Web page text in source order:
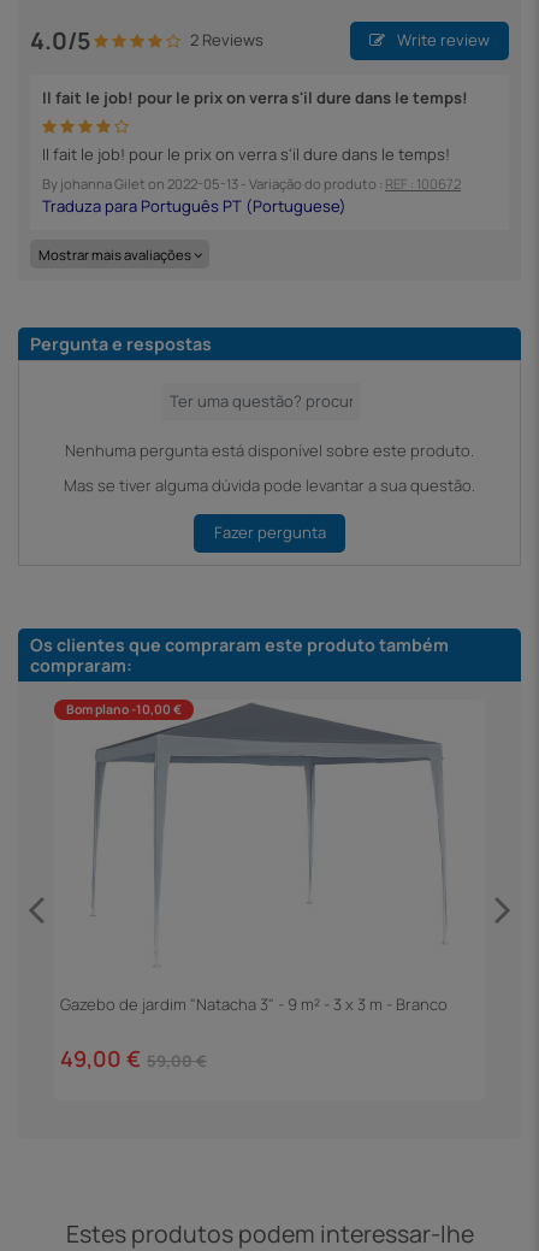
4.0/5 2 Reviews Write review
Il fait le job! pour le prix on verra s'il dure dans le temps!
Il fait le job! pour le prix on verra s'il dure dans le temps!
By johanna Gilet on 2022-05-13 - Variação do produto : REF : 100672
Mostrar mais avaliações
Pergunta e respostas
Nenhuma pergunta está disponível sobre este produto.
Mas se tiver alguma dúvida pode levantar a sua questão.
Fazer pergunta
Os clientes que compraram este produto também
compraram:
Bom plano -10,00 €
Gazebo de jardim "Natacha 3" - 9 m² - 3 x 3 m - Branco
49,00 € 59,00 €
Estes produtos podem interessar-lhe